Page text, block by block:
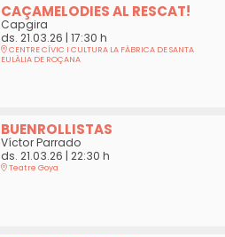
CAÇAMELODIES AL RESCAT!
Capgira
ds. 21.03.26 | 17:30 h
CENTRE CÍVIC I CULTURA LA FÀBRICA DE SANTA
EULÀLIA DE ROÇANA
BUENROLLISTAS
Víctor Parrado
ds. 21.03.26 | 22:30 h
Teatre Goya